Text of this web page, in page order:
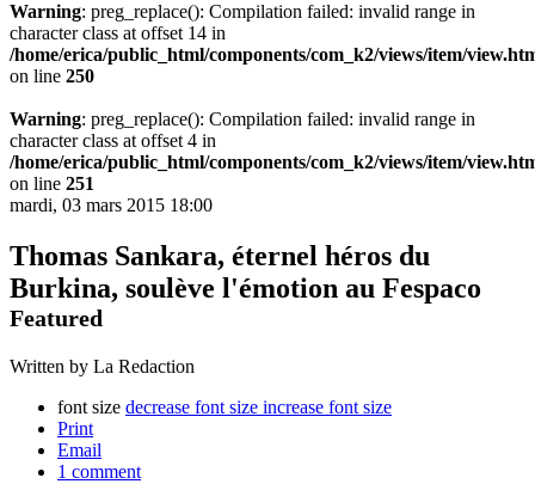
Warning: preg_replace(): Compilation failed: invalid range in
character class at offset 14 in
/home/erica/public_html/components/com_k2/views/item/
on line 250
Warning: preg_replace(): Compilation failed: invalid range in
character class at offset 4 in
/home/erica/public_html/components/com_k2/views/item/
on line 251
mardi, 03 mars 2015 18:00
Thomas Sankara, éternel héros du
Burkina, soulève l'émotion au Fespaco
Featured
Written by La Redaction
font size decrease font size increase font size
Print
Email
1 comment